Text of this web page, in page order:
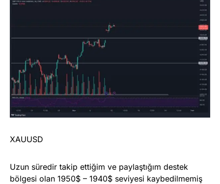
XAUUSD
Uzun süredir takip ettiğim ve paylaştığım destek
bölgesi olan 1950$ – 1940$ seviyesi kaybedilmemiş